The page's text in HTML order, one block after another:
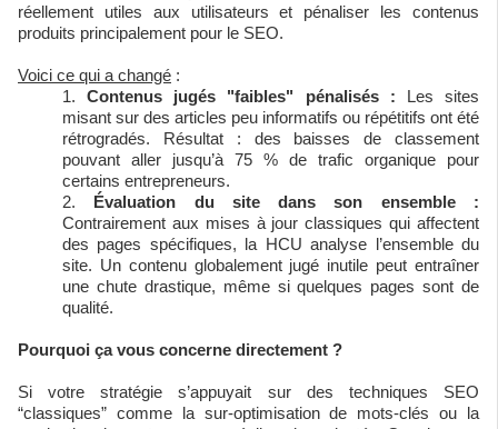
réellement utiles aux utilisateurs et pénaliser les contenus
produits principalement pour le SEO.
Voici ce qui a changé :
Contenus jugés "faibles" pénalisés : Les sites
misant sur des articles peu informatifs ou répétitifs ont été
rétrogradés. Résultat : des baisses de classement
pouvant aller jusqu’à 75 % de trafic organique pour
certains entrepreneurs.
Évaluation du site dans son ensemble :
Contrairement aux mises à jour classiques qui affectent
des pages spécifiques, la HCU analyse l’ensemble du
site. Un contenu globalement jugé inutile peut entraîner
une chute drastique, même si quelques pages sont de
qualité.
Pourquoi ça vous concerne directement ?
Si votre stratégie s’appuyait sur des techniques SEO
“classiques” comme la sur-optimisation de mots-clés ou la